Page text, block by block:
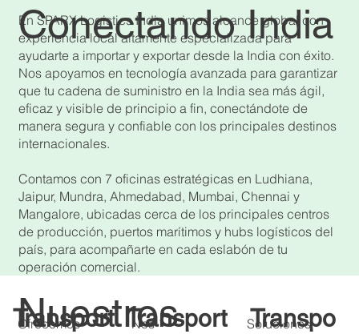
Conectando India
En SPARX Logistics India unimos alcance global con
experiencia local altamente especializada para
ayudarte a importar y exportar desde la India con éxito.
Nos apoyamos en tecnología avanzada para garantizar
que tu cadena de suministro en la India sea más ágil,
eficaz y visible de principio a fin, conectándote de
manera segura y confiable con los principales destinos
internacionales.
Contamos con 7 oficinas estratégicas en Ludhiana,
Jaipur, Mundra, Ahmedabad, Mumbai, Chennai y
Mangalore, ubicadas cerca de los principales centros
de producción, puertos marítimos y hubs logísticos del
país, para acompañarte en cada eslabón de tu
operación comercial.
Nuestros
Transport Transport
Transpo
Ofrecemos
Nos
Soluciones